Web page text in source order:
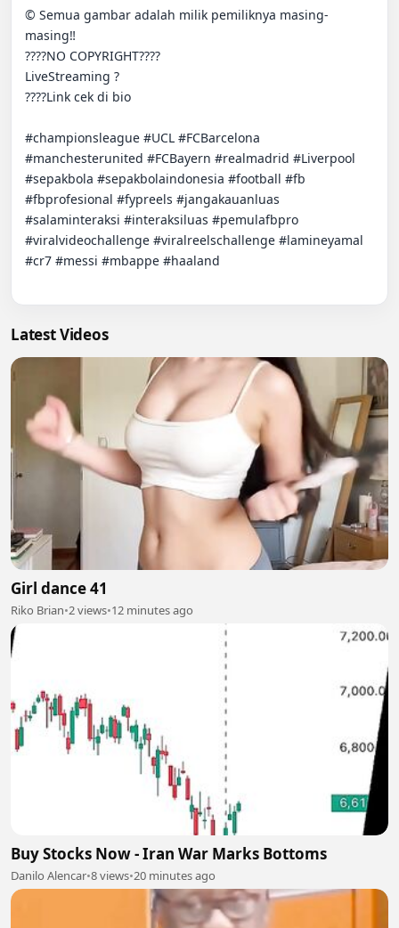
© Semua gambar adalah milik pemiliknya masing-
masing‼️
????NO COPYRIGHT????
LiveStreaming ?
????Link cek di bio
#championsleague #UCL #FCBarcelona
#manchesterunited #FCBayern #realmadrid #Liverpool
#sepakbola #sepakbolaindonesia #football #fb
#fbprofesional #fypreels #jangakauanluas
#salaminteraksi #interaksiluas #pemulafbpro
#viralvideochallenge #viralreelschallenge #lamineyamal
#cr7 #messi #mbappe #haaland
Latest Videos
Girl dance 41
Riko Brian•2 views•12 minutes ago
Buy Stocks Now - Iran War Marks Bottoms
Danilo Alencar•8 views•20 minutes ago